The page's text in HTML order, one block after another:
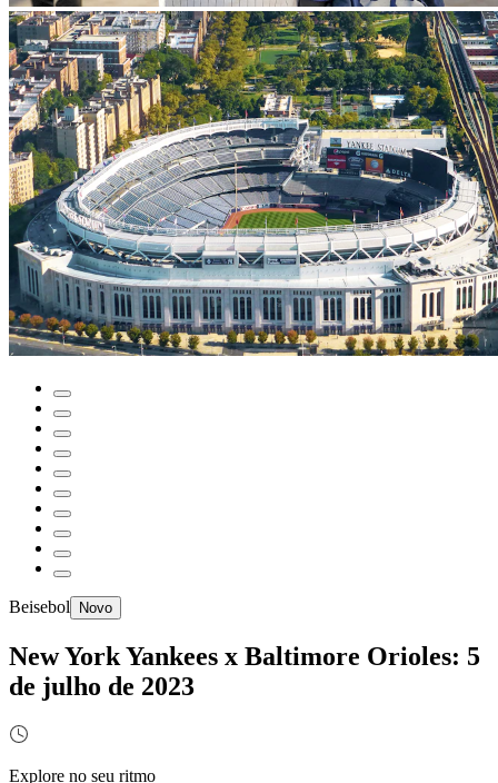
Beisebol Novo
New York Yankees x Baltimore Orioles: 5
de julho de 2023
Explore no seu ritmo